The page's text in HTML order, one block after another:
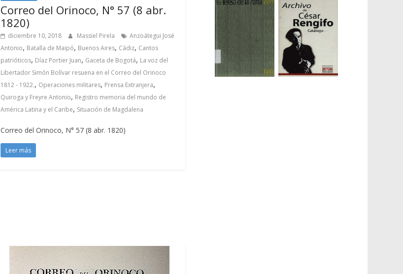
Correo del Orinoco, N° 57 (8 abr.
1820)
diciembre 10, 2018 Massiel Pirela
Anzoátegui José
Antonio, Batalla de Maipó, Buenos Aires, Cádiz, Cantos
patrióticos, Díaz Portier Juan, Gaceta de Bogotá, La voz del
Libertador Simón Bolívar resuena en el Correo del Orinoco
1812 - 1922., Operaciones militares, Prensa Extranjera,
Quiroga y Freyre Antonio, Registro memoria del mundo de
América Latina y el Caribe, Situación de Magdalena
Correo del Orinoco, N° 57 (8 abr. 1820)
Leer más